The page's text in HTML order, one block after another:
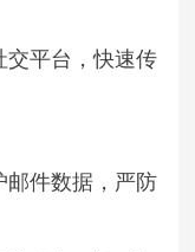
交平台，快速传
邮件数据，严防